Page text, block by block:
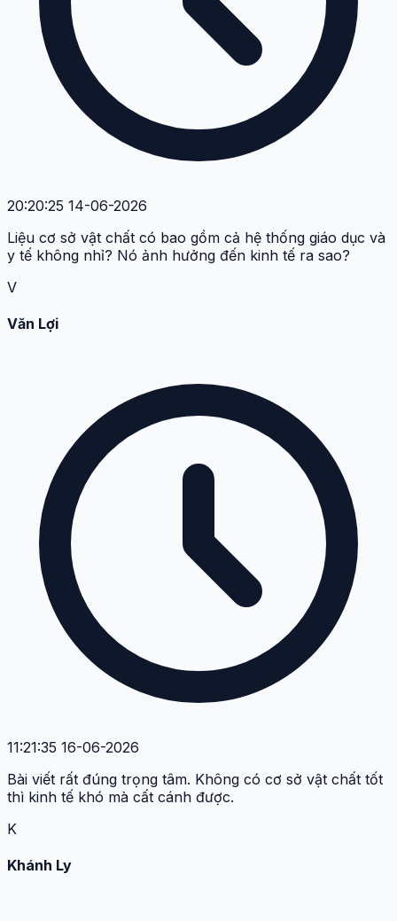
20:20:25 14-06-2026
Liệu cơ sở vật chất có bao gồm cả hệ thống giáo dục và
y tế không nhỉ? Nó ảnh hưởng đến kinh tế ra sao?
V
Văn Lợi
11:21:35 16-06-2026
Bài viết rất đúng trọng tâm. Không có cơ sở vật chất tốt
thì kinh tế khó mà cất cánh được.
K
Khánh Ly